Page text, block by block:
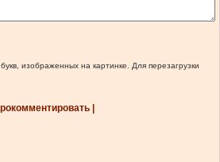
изображенных на картинке. Для перезагрузки
|